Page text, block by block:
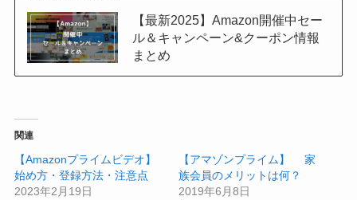
【最新2025】Amazon開催中セー
ル＆キャンペーン&クーポン情報
まとめ
関連
【Amazonプライムビデオ】
始め方・登録方法・注意点
2023年2月19日
【アマゾンプライム】 家
族会員のメリットは何？
2019年6月8日